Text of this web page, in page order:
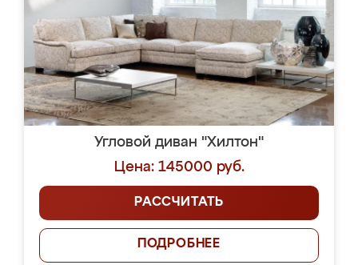
Угловой диван "Хилтон"
Цена: 145000 руб.
РАССЧИТАТЬ
ПОДРОБНЕЕ